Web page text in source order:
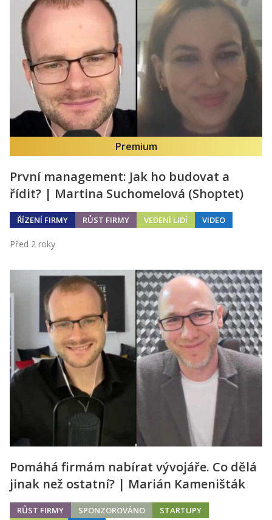
Premium
První management: Jak ho budovat a
řídit? | Martina Suchomelová (Shoptet)
ŘÍZENÍ FIRMY RŮST FIRMY VEDENÍ LIDÍ VIDEO
Před 2 roky
Pomáhá firmám nabírat vývojáře. Co dělá
jinak než ostatní? | Marián Kameništák
RŮST FIRMY SPONZOROVÁNO
STARTUPY